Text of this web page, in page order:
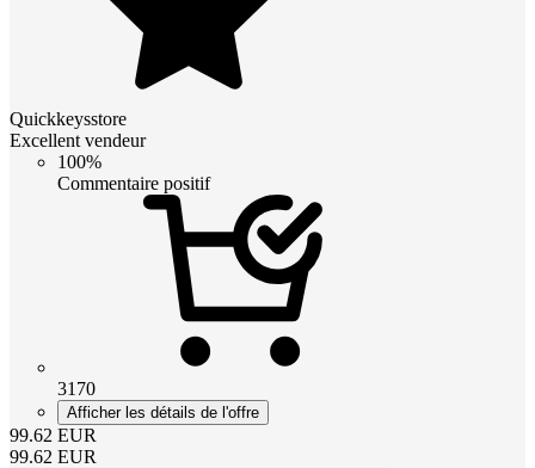
Quickkeysstore
Excellent vendeur
100%
Commentaire positif
3170
Afficher les détails de l'offre
99.62 EUR
99.62 EUR